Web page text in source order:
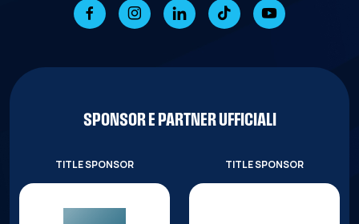
SPONSOR E PARTNER UFFICIALI
TITLE SPONSOR TITLE SPONSOR